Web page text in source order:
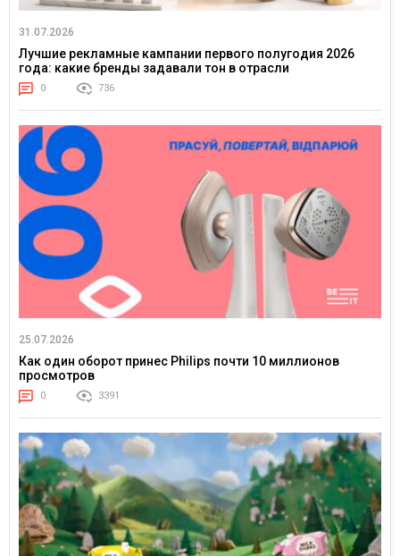
31.07.2026
Лучшие рекламные кампании первого полугодия 2026
года: какие бренды задавали тон в отрасли
0 736
25.07.2026
Как один оборот принес Philips почти 10 миллионов
просмотров
0 3391